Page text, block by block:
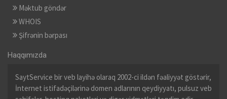
Məktub göndər
WHOIS
Şifrənin bərpası
Haqqımızda
SaytService bir veb layihə olaraq 2002-ci ildən fəaliyyət göstərir,
İnternet istifadəçilərinə domen adlarının qeydiyyatı, pulsuz veb